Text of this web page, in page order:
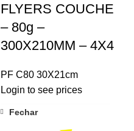
FLYERS COUCHE
– 80g –
300X210MM – 4X4
PF C80 30X21cm
Login to see prices
Fechar